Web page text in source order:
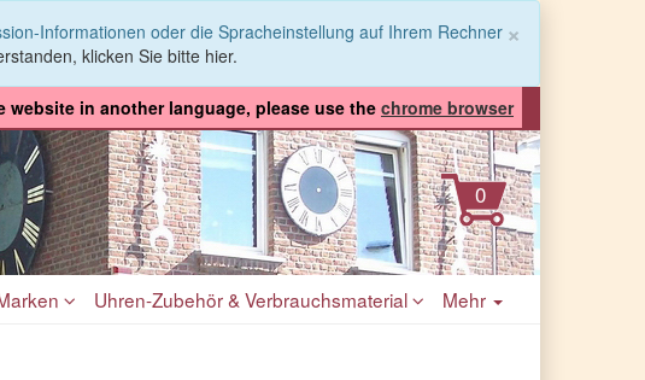
×
Informationen oder die Spracheinstellung auf Ihrem Rechner
klicken Sie bitte hier.
website in another language, please use thechrome browser
Uhren-Zubehör & Verbrauchsmaterial Mehr